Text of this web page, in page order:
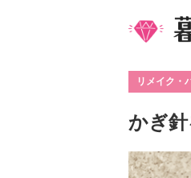
リメイク・
かぎ